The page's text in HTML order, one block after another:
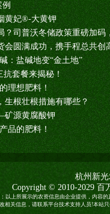
黄妃®-大黄钾
？司普沃冬储政策重磅加码
圆满成功，携手程总共创
：盐碱地变“金土地”
抗套餐来揭秘！
理想肥料！
生根壮根措施有哪些？
矿源黄腐酸钾
品的肥料！
杭州新
Copyright © 2010-2029 百
以上所展示的农资信息由企业提供，内容
相关信息，请联系平台技术支持人员!本站